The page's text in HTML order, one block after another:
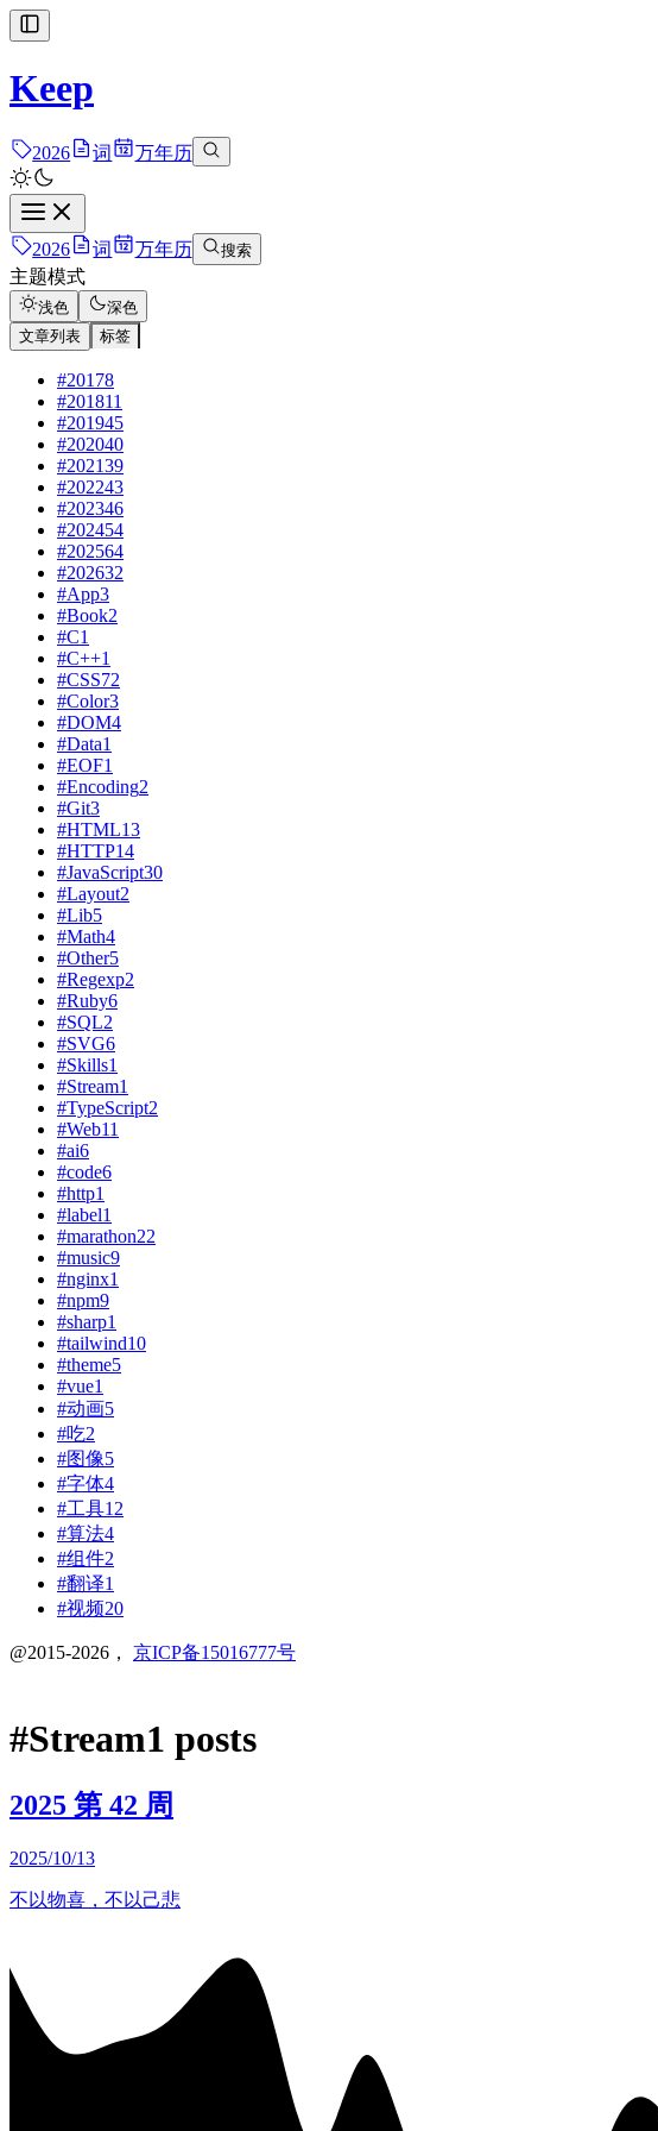
Keep
2026 词 万年历
2026 词 万年历 搜索
主题模式
浅色
深色
文章列表
标签
#20178
#201811
#201945
#202040
#202139
#202243
#202346
#202454
#202564
#202632
#App3
#Book2
#C1
#C++1
#CSS72
#Color3
#DOM4
#Data1
#EOF1
#Encoding2
#Git3
#HTML13
#HTTP14
#JavaScript30
#Layout2
#Lib5
#Math4
#Other5
#Regexp2
#Ruby6
#SQL2
#SVG6
#Skills1
#Stream1
#TypeScript2
#Web11
#ai6
#code6
#http1
#label1
#marathon22
#music9
#nginx1
#npm9
#sharp1
#tailwind10
#theme5
#vue1
#动画5
#吃2
#图像5
#字体4
#工具12
#算法4
#组件2
#翻译1
#视频20
@2015-2026， 京ICP备15016777号
#Stream1 posts
2025 第 42 周
2025/10/13
不以物喜，不以己悲